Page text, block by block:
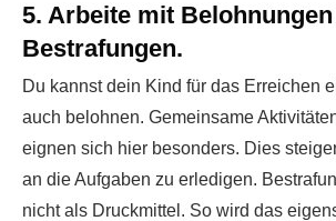
5. Arbeite mit
Bestrafungen.
Du kannst dein Kind für das Erreichen
auch belohnen. Gemeinsame
eignen sich hier besonders. Dies
an die Aufgaben zu erledigen.
nicht als Druckmittel. So wird das